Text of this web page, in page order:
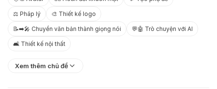
⚖️ Pháp lý 🎨 Thiết kế logo
📝➡️🎤 Chuyển văn bản thành giọng nói 💬🤖 Trò chuyện với AI
🛋️ Thiết kế nội thất
Xem thêm chủ đề